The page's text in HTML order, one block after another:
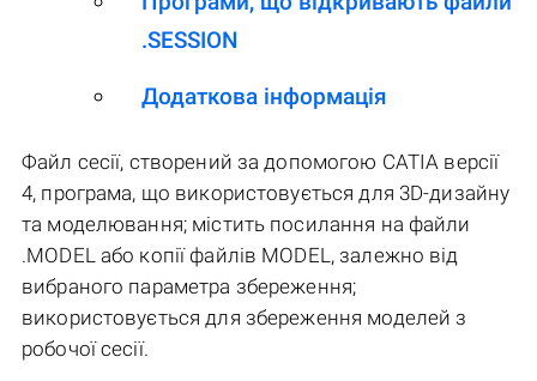
.SESSION
Додаткова інформація
Файл сесії, створений за допомогою CATIA версії
4, програма, що використовується для 3D-дизайну
та моделювання; містить посилання на файли
.MODEL або копії файлів MODEL, залежно від
вибраного параметра збереження;
використовується для збереження моделей з
робочої сесії.